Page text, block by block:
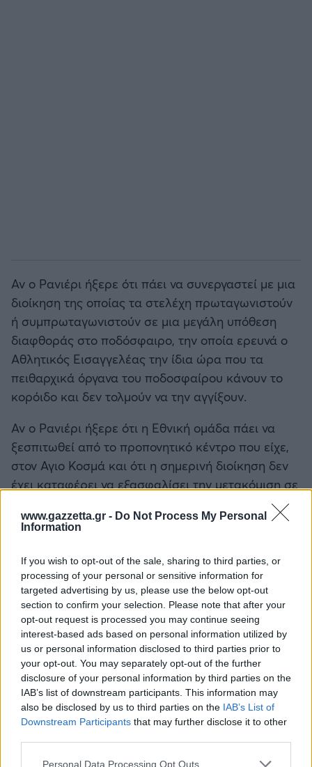
www.gazzetta.gr - Do Not Process My Personal
Information
If you wish to opt-out of the sale, sharing to third parties, or
processing of your personal or sensitive information for
targeted advertising by us, please use the below opt-out
section to confirm your selection. Please note that after your
opt-out request is processed you may continue seeing
interest-based ads based on personal information utilized by
us or personal information disclosed to third parties prior to
your opt-out. You may separately opt-out of the further
disclosure of your personal information by third parties on the
IAB’s list of downstream participants. This information may
also be disclosed by us to third parties on the IAB’s List of
Downstream Participants that may further disclose it to other
Please note that this website/app uses one or more Google
Personal Data Processing Opt Outs
Αν ο Ρανιέρι ήξερε ότι πάει να συνεργαστεί με μια
διοίκηση της οποίας τα στελέχη πρωταγωνιστούν
ή συμπρωταγωνιστούν σε μια μεγάλη υπόθεση
διαφθοράς στο ποδόσφαιρο, την οποία ερευνά ο
Αθλητικός Εισαγγελέας την ίδια ώρα που τα
πειθαρχικά όργανα του ποδοσφαίρου κάνουν το
κορόιδο και δεν τολμούν να την αγγίξουν.
Αν ο Ρανιέρι ήξερε ότι η Εθνική ομάδα πάει να
ξεσπιτωθεί από το προπονητικό κέντρο που είχε,
στον Αγιο Κοσμά και ότι η σημερινή διοίκηση δεν
έχει καταφέρει να εξασφαλίσει την μετακόμιση σε
Αν ο Ρανιέρι ήξερε ότι η ίδια διοίκηση ετοιμαζόταν
να προσλάβει τον Ταρντέλι.